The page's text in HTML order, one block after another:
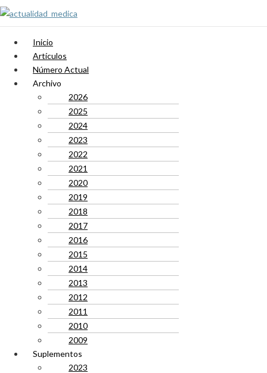
Inicio
Artículos
Número Actual
Archivo
2026
2025
2024
2023
2022
2021
2020
2019
2018
2017
2016
2015
2014
2013
2012
2011
2010
2009
Suplementos
2023